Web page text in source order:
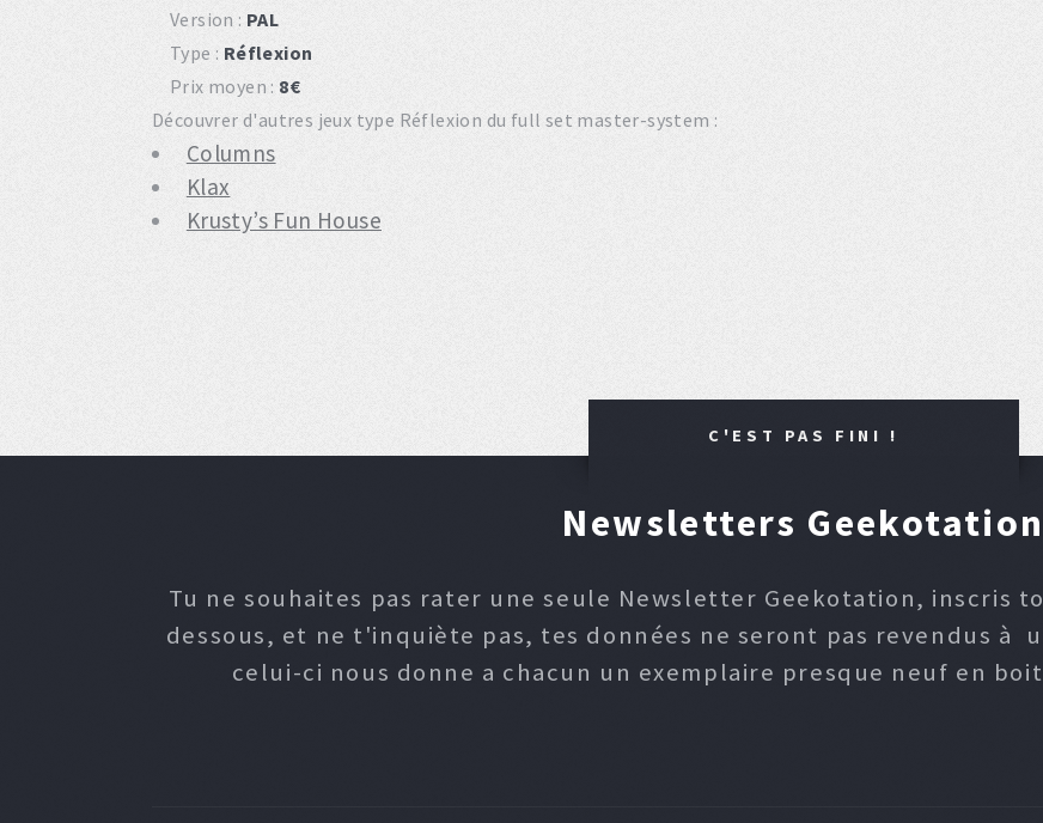
Version : PAL
Type : Réflexion
Prix moyen : 8€
Découvrer d'autres jeux type Réflexion du full set master-system :
Columns
Klax
Krusty’s Fun House
C'EST PAS FINI !
Newsletters Geekotation
Tu ne souhaites pas rater une seule Newsletter Geekotation, inscris
dessous, et ne t'inquiète pas, tes données ne seront pas revendus à
celui-ci nous donne a chacun un exemplaire presque neuf en